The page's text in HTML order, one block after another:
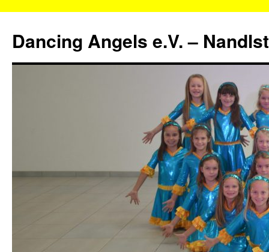
springen
Dancing Angels e.V. –